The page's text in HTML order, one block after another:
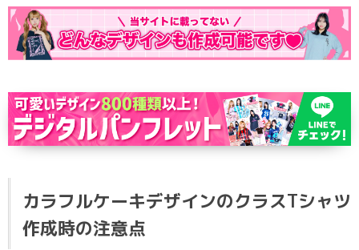
カラフルケーキデザインのクラスTシャツ
作成時の注意点
パーカー・スウェット
タイダイ柄
フルカラー
ニュース